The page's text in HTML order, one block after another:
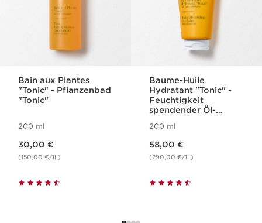
Bain aux Plantes
"Tonic" - Pflanzenbad
"Tonic"
200 ml
30,00 €
(150,00 €/1L)
Baume-Huile
Hydratant "Tonic" -
Feuchtigkeit
spendender Öl-
Körper
200 ml
58,00 €
(290,00 €/1L)